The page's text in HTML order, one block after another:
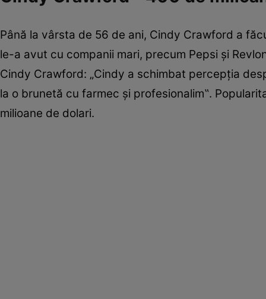
Până la vârsta de 56 de ani, Cindy Crawford a
le-a avut cu companii mari, precum Pepsi și
Cindy Crawford: „Cindy a schimbat percepția
la o brunetă cu farmec și profesionalim‟.
milioane de dolari.